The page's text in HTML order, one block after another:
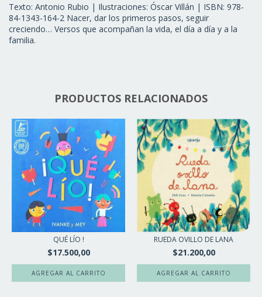
Texto: Antonio Rubio | Ilustraciones: Óscar Villán | ISBN: 978-
84-1343-164-2 Nacer, dar los primeros pasos, seguir
creciendo… Versos que acompañan la vida, el día a día y a la
familia.
PRODUCTOS RELACIONADOS
QUÉ LÍO !
$17.500,00
RUEDA OVILLO DE LANA
$21.200,00